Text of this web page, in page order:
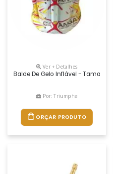
Ver + Detalhes
Balde De Gelo Inflável - Tamanho
Por: Triumphe
ORÇAR PRODUTO